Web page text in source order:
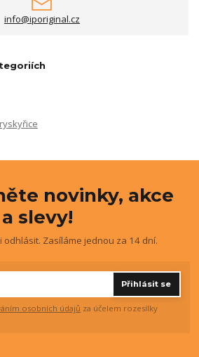
info@iporiginal.cz
novinky, akce
a slevy!
odhlásit. Zasíláme jednou za 14 dní.
Přihlásit se
osobních údajů za účelem rozesílky